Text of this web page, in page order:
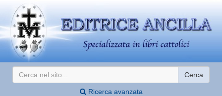
Cerca
Ricerca avanzata